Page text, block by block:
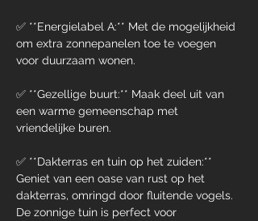
✅ **Energielabel A:** Met de mogelijkheid
om extra zonnepanelen toe te voegen
voor duurzaam wonen.
✅ **Gezellige buurt:** Maak deel uit van
een warme gemeenschap met
vriendelijke buren.
✅ **Dakterras en tuin op het zuiden:**
Geniet van een oase van rust op het
dakterras, omringd door fluitende vogels.
De zonnige tuin is perfect voor